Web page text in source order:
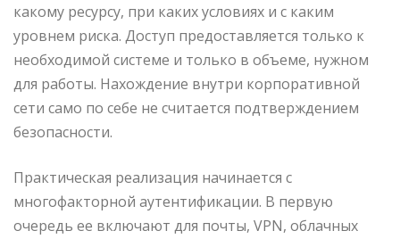
какому ресурсу, при каких условиях и с каким
уровнем риска. Доступ предоставляется только к
необходимой системе и только в объеме, нужном
для работы. Нахождение внутри корпоративной
сети само по себе не считается подтверждением
безопасности.
Практическая реализация начинается с
многофакторной аутентификации. В первую
очередь ее включают для почты, VPN, облачных